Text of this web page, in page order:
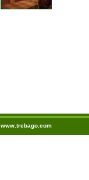
www.trebago.com